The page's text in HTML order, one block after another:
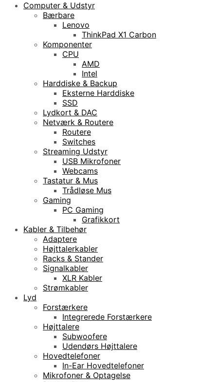
Computer & Udstyr
Bærbare
Lenovo
ThinkPad X1 Carbon
Komponenter
CPU
AMD
Intel
Harddiske & Backup
Eksterne Harddiske
SSD
Lydkort & DAC
Netværk & Routere
Routere
Switches
Streaming Udstyr
USB Mikrofoner
Webcams
Tastatur & Mus
Trådløse Mus
Gaming
PC Gaming
Grafikkort
Kabler & Tilbehør
Adaptere
Højttalerkabler
Racks & Stander
Signalkabler
XLR Kabler
Strømkabler
Lyd
Forstærkere
Integrerede Forstærkere
Højttalere
Subwoofere
Udendørs Højttalere
Hovedtelefoner
In-Ear Hovedtelefoner
Mikrofoner & Optagelse